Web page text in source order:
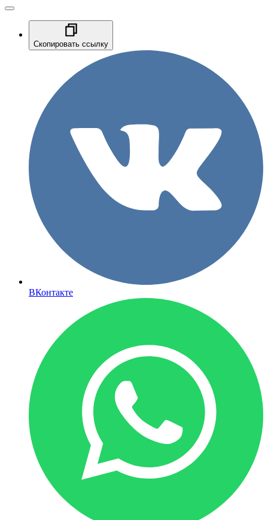
Скопировать ссылку
ВКонтакте